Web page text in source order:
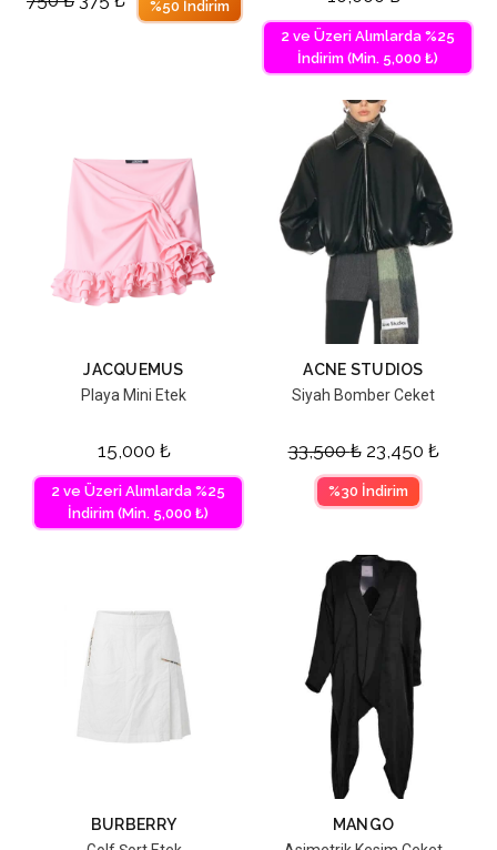
%50 İndirim
2 ve Üzeri Alımlarda %25
İndirim (Min. 5,000 ₺)
JACQUEMUS
Playa Mini Etek
15,000 ₺
2 ve Üzeri Alımlarda %25
İndirim (Min. 5,000 ₺)
ACNE STUDIOS
Siyah Bomber Ceket
33,500₺ 23,450 ₺
%30 İndirim
BURBERRY
MANGO